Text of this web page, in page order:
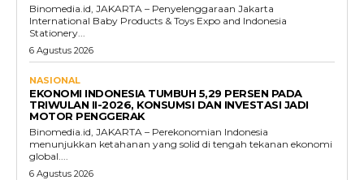
Binomedia.id, JAKARTA – Penyelenggaraan Jakarta
International Baby Products & Toys Expo and Indonesia
Stationery...
6 Agustus 2026
NASIONAL
EKONOMI INDONESIA TUMBUH 5,29 PERSEN PADA
TRIWULAN II-2026, KONSUMSI DAN INVESTASI JADI
MOTOR PENGGERAK
Binomedia.id, JAKARTA – Perekonomian Indonesia
menunjukkan ketahanan yang solid di tengah tekanan ekonomi
global....
6 Agustus 2026